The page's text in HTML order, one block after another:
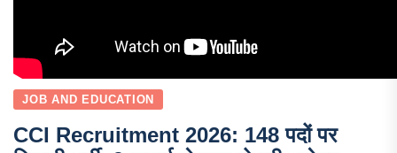
JOB AND EDUCATION
CCI Recruitment 2026: 148 पदों पर